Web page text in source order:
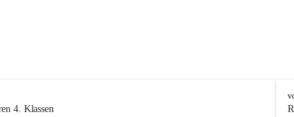
4. Klassen
o